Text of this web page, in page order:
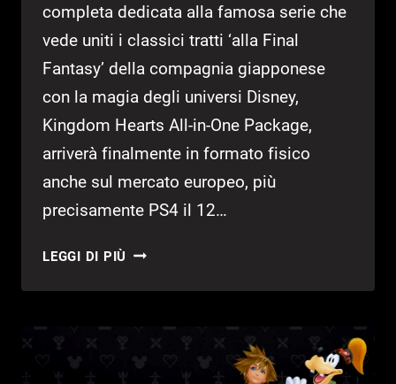
completa dedicata alla famosa serie che
vede uniti i classici tratti ‘alla Final
Fantasy’ della compagnia giapponese
con la magia degli universi Disney,
Kingdom Hearts All-in-One Package,
arriverà finalmente in formato fisico
anche sul mercato europeo, più
precisamente PS4 il 12…
LEGGI DI PIÙ KINGDOM
ALL-
ONE
PACKAGE